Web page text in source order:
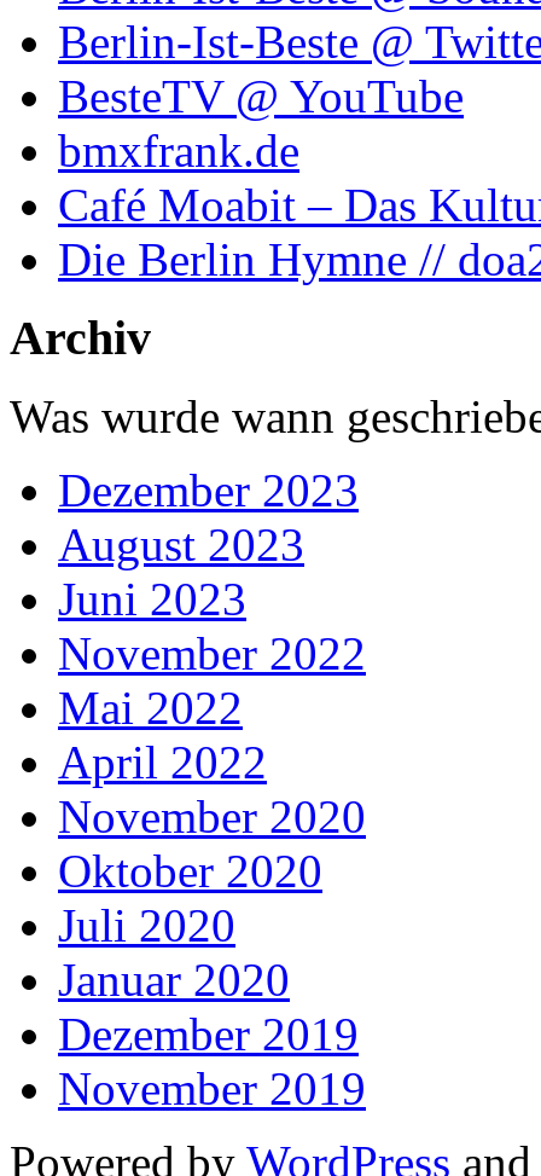
Berlin-Ist-Beste @
BesteTV @ YouTube
bmxfrank.de
Café Moabit – Das
Die Berlin Hymne //
Archiv
Was wurde wann
Dezember 2023
August 2023
Juni 2023
November 2022
Mai 2022
April 2022
November 2020
Oktober 2020
Juli 2020
Januar 2020
Dezember 2019
November 2019
Powered by WordPress